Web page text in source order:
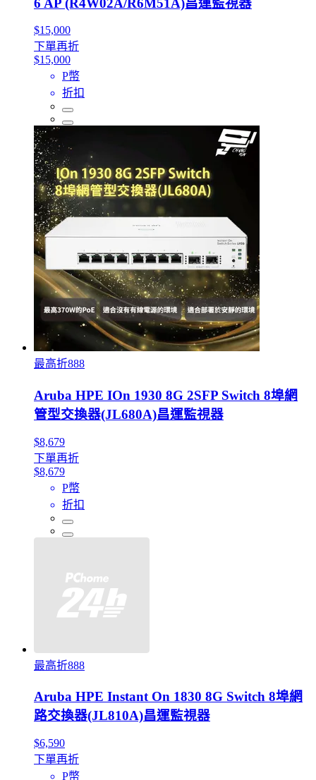
$15,000
下單再折
$15,000
P幣
折扣
最高折888
Aruba HPE IOn 1930 8G 2SFP Switch 8埠網
管型交換器(JL680A)昌運監視器
$8,679
下單再折
$8,679
P幣
折扣
最高折888
Aruba HPE Instant On 1830 8G Switch 8埠網
路交換器(JL810A)昌運監視器
$6,590
下單再折
P幣